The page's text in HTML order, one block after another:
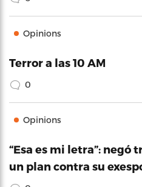
Opinions
Terror a las 10 AM
0
Opinions
“Esa es mi letra”: negó
un plan contra su